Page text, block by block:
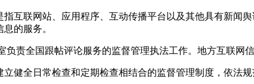
互联网站、应用程序、互动传播平台以及其他具有新闻
的服务。
负责全国跟帖评论服务的监督管理执法工作。地方互联网
健全日常检查和定期检查相结合的监督管理制度，依法